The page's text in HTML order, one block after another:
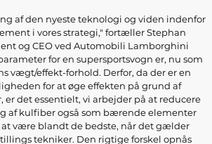
af den nyeste teknologi og viden indenfor
i vores strategi," fortæller Stephan
og CEO ved Automobili Lamborghini
for en supersportsvogn er, nu som
vægt/effekt-forhold. Derfor, da der er en
for at øge effekten på grund af
er det essentielt, vi arbejder på at reducere
af kulfiber også som bærende elementer
være blandt de bedste, når det gælder
tekniker. Den rigtige forskel opnås